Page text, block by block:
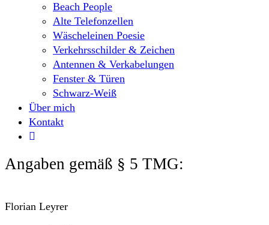
Beach People
Alte Telefonzellen
Wäscheleinen Poesie
Verkehrsschilder & Zeichen
Antennen & Verkabelungen
Fenster & Türen
Schwarz-Weiß
Über mich
Kontakt
Angaben gemäß § 5 TMG:
Florian Leyrer